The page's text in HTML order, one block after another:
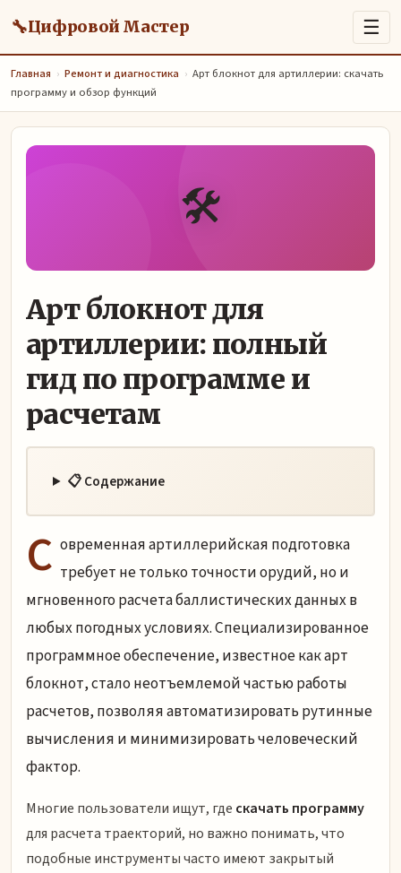
🔧Цифровой Мастер ☰
Главная › Ремонт и диагностика › Арт блокнот для артиллерии: скачать
программу и обзор функций
🛠️
Арт блокнот для
артиллерии: полный
гид по программе и
расчетам
📋 Содержание
С овременная артиллерийская подготовка
требует не только точности орудий, но и
мгновенного расчета баллистических данных в
любых погодных условиях. Специализированное
программное обеспечение, известное как арт
блокнот, стало неотъемлемой частью работы
расчетов, позволяя автоматизировать рутинные
вычисления и минимизировать человеческий
фактор.
Многие пользователи ищут, где скачать программу
для расчета траекторий, но важно понимать, что
подобные инструменты часто имеют закрытый